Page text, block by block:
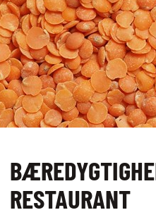
EVENTS
KURSER
KONTAKT
NYHEDER
RESTAURANT